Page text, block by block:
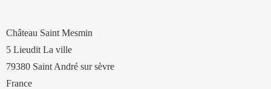
Château Saint Mesmin
5 Lieudit La ville
79380 Saint André sur sèvre
France